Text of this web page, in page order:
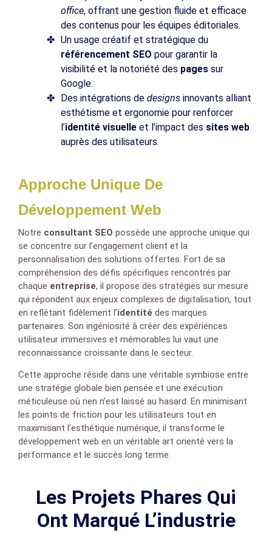
office, offrant une gestion fluide et efficace
des contenus pour les équipes éditoriales.
Un usage créatif et stratégique du
référencement SEO pour garantir la
visibilité et la notoriété des pages sur
Google.
Des intégrations de designs innovants alliant
esthétisme et ergonomie pour renforcer
l’identité visuelle et l’impact des sites web
auprès des utilisateurs.
Approche Unique De
Développement Web
Notre consultant SEO possède une approche unique qui
se concentre sur l’engagement client et la
personnalisation des solutions offertes. Fort de sa
compréhension des défis spécifiques rencontrés par
chaque entreprise, il propose des stratégies sur mesure
qui répondent aux enjeux complexes de digitalisation, tout
en reflétant fidèlement l’identité des marques
partenaires. Son ingéniosité à créer des expériences
utilisateur immersives et mémorables lui vaut une
reconnaissance croissante dans le secteur.
Cette approche réside dans une véritable symbiose entre
une stratégie globale bien pensée et une exécution
méticuleuse où rien n’est laissé au hasard. En minimisant
les points de friction pour les utilisateurs tout en
maximisant l’esthétique numérique, il transforme le
développement web en un véritable art orienté vers la
performance et le succès long terme.
Les Projets Phares Qui
Ont Marqué L’industrie